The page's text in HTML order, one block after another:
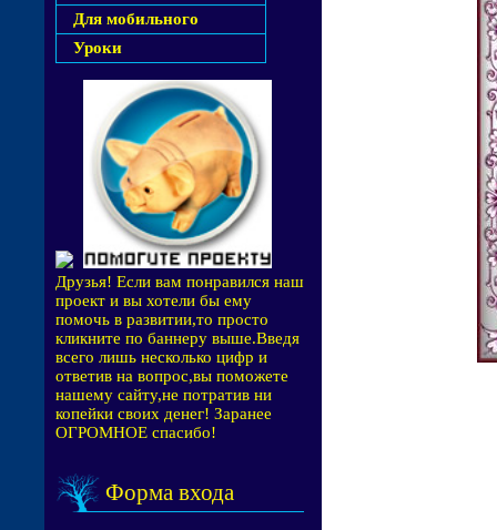
Для мобильного
Уроки
Друзья! Если вам понравился наш
проект и вы хотели бы ему
помочь в развитии,то просто
кликните по баннеру выше.Введя
всего лишь несколько цифр и
ответив на вопрос,вы поможете
нашему сайту,не потратив ни
копейки своих денег! Заранее
ОГРОМНОЕ спасибо!
Форма входа